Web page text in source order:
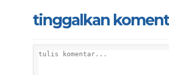
tinggalkan